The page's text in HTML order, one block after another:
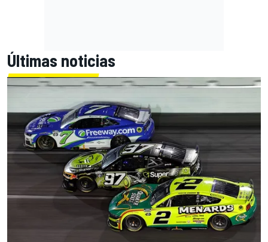
Últimas noticias